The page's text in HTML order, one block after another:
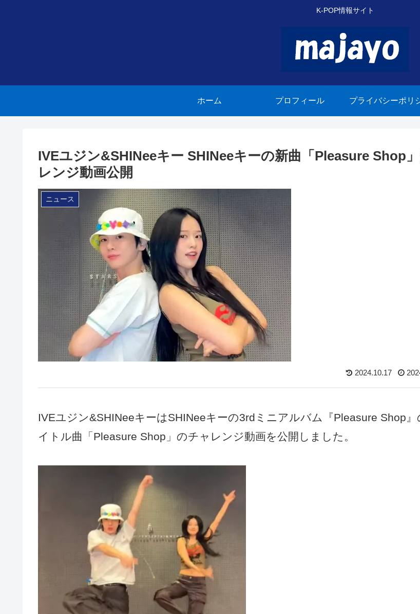
K-POP情報サイト
ホーム プロフィール プライバシーポリ
IVEユジン&SHINeeキー SHINeeキーの新曲「Pleasure Shop
レンジ動画公開
ニュース
2024.10.17
IVEユジン&SHINeeキーはSHINeeキーの3rdミニアルバム『Pleasure Shop』
イトル曲「Pleasure Shop」のチャレンジ動画を公開しました。